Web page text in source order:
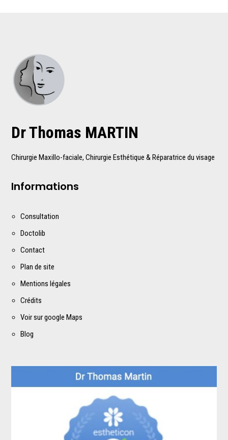
Dr Thomas MARTIN
Chirurgie Maxillo-faciale, Chirurgie Esthétique & Réparatrice du visage
Informations
Consultation
Doctolib
Contact
Plan de site
Mentions légales
Crédits
Voir sur google Maps
Blog